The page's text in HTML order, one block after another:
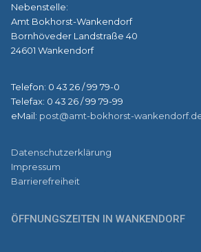
Nebenstelle:
Amt Bokhorst-Wankendorf
Bornhöveder Landstraße 40
24601 Wankendorf
Telefon: 0 43 26 / 99 79-0
Telefax: 0 43 26 / 99 79-99
eMail: post@amt-bokhorst-
Datenschutzerklärung
Impressum
Barrierefreiheit
ÖFFNUNGSZEITEN IN WANKENDORF